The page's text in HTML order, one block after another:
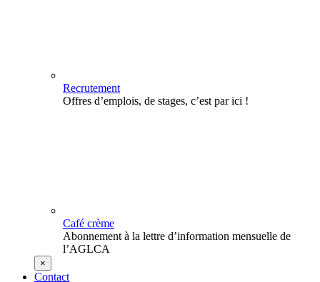
Recrutement
Offres d’emplois, de stages, c’est par ici !
Café crème
Abonnement à la lettre d’information mensuelle de
l’AGLCA
×
Contact